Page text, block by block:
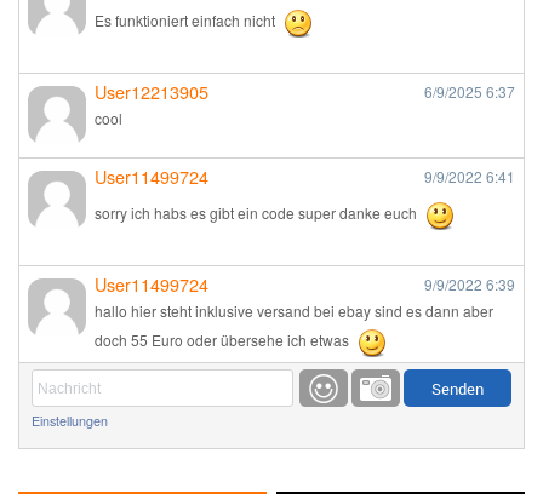
Es funktioniert einfach nicht
User12213905 6/9/2025 6:37
cool
User11499724 9/9/2022 6:41
sorry ich habs es gibt ein code super danke euch
User11499724 9/9/2022 6:39
hallo hier steht inklusive versand bei ebay sind es dann aber
doch 55 Euro oder übersehe ich etwas
Günni 9/1/20226:17
Einstellungen